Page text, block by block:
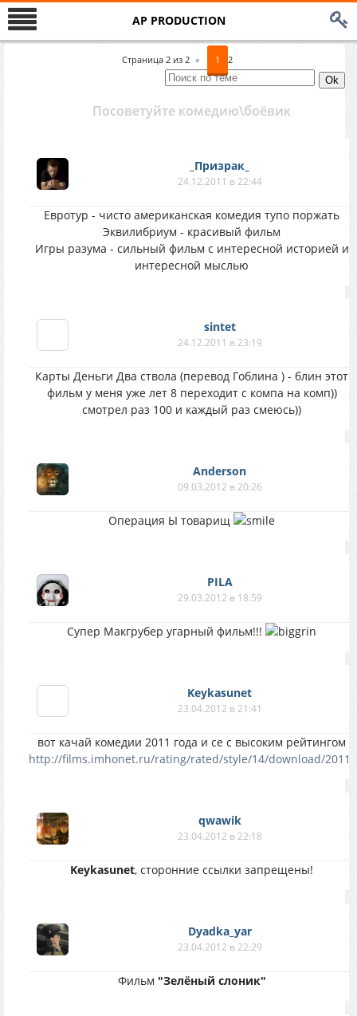
AP PRODUCTION
Страница 2 из 2 « 1 2
Посоветуйте комедию\боёвик
_Призрак_
24.12.2011 в 22:44
Евротур - чисто американская комедия тупо поржать
Эквилибриум - красивый фильм
Игры разума - сильный фильм с интересной историей и
интересной мыслью
sintet
24.12.2011 в 23:19
Карты Деньги Два ствола (перевод Гоблина ) - блин этот
фильм у меня уже лет 8 переходит с компа на комп))
смотрел раз 100 и каждый раз смеюсь))
Anderson
09.03.2012 в 20:26
Операция Ы товарищ
PILA
29.03.2012 в 18:59
Супер Макгрубер угарный фильм!!!
Keykasunet
23.04.2012 в 21:41
вот качай комедии 2011 года и се с высоким рейтингом
http://films.imhonet.ru/rating/rated/style/14/download/2011/
qwawik
23.04.2012 в 22:18
Keykasunet, cторонние ссылки запрещены!
Dyadka_yar
23.04.2012 в 22:29
Фильм "Зелёный слоник"